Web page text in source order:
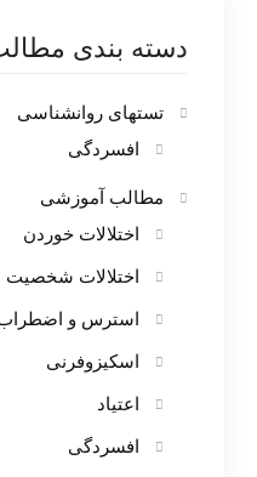
دسته بندی
تستهای روانشناسی
افسردگی
مطالب آموزشی
اختلالات خوردن
اختلالات شخصیت
استرس و
اسکیزوفرنی
اعتیاد
افسردگی